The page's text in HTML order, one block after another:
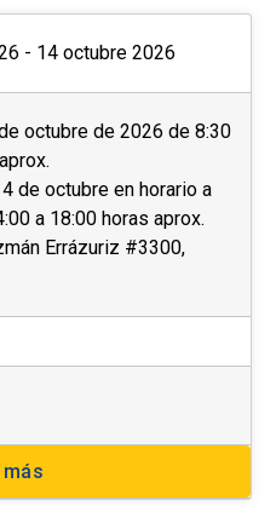
- 14 octubre 2026
octubre de 2026 de 8:30
de octubre en horario a
a 18:00 horas aprox.
Errázuriz #3300,